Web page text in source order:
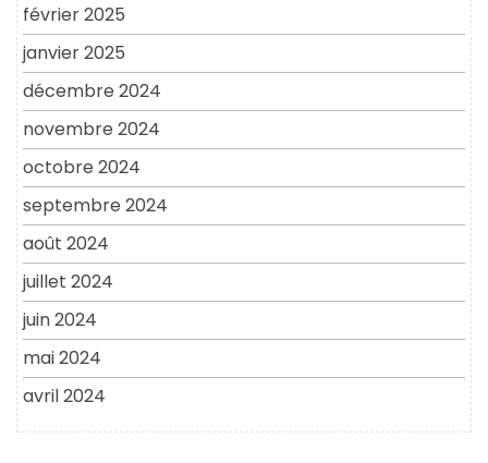
février 2025
janvier 2025
décembre 2024
novembre 2024
octobre 2024
septembre 2024
août 2024
juillet 2024
juin 2024
mai 2024
avril 2024